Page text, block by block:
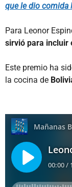
que le dio comida
Para Leonor
sirvió para incluir
Este premio ha
la cocina de